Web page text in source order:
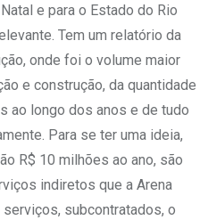
e para o Estado do Rio
Tem um relatório da
onde foi o volume maior
e construção, da quantidade
ao longo dos anos e de tudo
Para se ter uma ideia,
R$ 10 milhões ao ano, são
indiretos que a Arena
subcontratados, o